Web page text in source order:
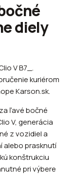
diely
V B7_.
kuriérom
Karson.sk.
ľavé bočné
V, generácia
z vozidiel a
alebo prasknutí
konštrukciu
pri výbere